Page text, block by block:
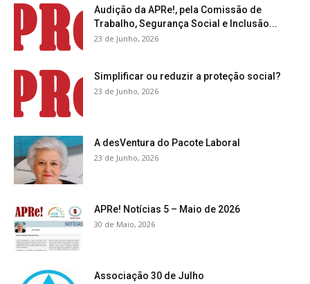
Audição da APRe!, pela Comissão de
Trabalho, Segurança Social e Inclusão...
23 de Junho, 2026
Simplificar ou reduzir a proteção social?
23 de Junho, 2026
A desVentura do Pacote Laboral
23 de Junho, 2026
APRe! Notícias 5 – Maio de 2026
30 de Maio, 2026
Associação 30 de Julho